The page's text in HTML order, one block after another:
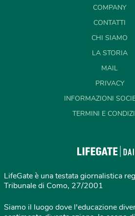
COMPANY
CONTATTI
CHI SIAMO
LA STORIA
MAIL
PRIVACY
INFORMAZIONI
TERMINI E
LifeGate è una testata giornalistica
Tribunale di Como, 27/2001
Siamo il luogo dove l'educazione